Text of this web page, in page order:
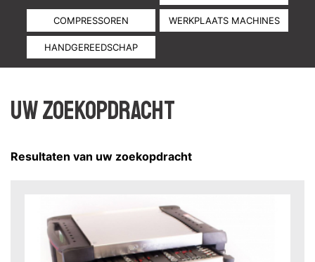
COMPRESSOREN WERKPLAATS MACHINES
HANDGEREEDSCHAP
Uw zoekopdracht
Resultaten van uw zoekopdracht